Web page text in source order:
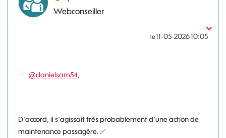
Webconseiller
le‎11-05-202610:05
@danielsam54,
D'accord, il s'agissait très probablement d'une action de
maintenance passagère. ✅